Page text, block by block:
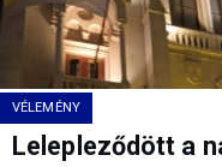
VÉLEMÉNY
Lelepleződött a